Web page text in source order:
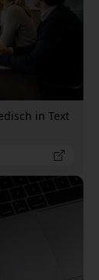
in Text